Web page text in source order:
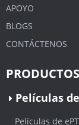
APOYO
BLOGS
CONTÁCTENOS
PRODUCTOS
Películas de
Películas de